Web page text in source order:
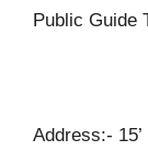
Public Guide
Address:-